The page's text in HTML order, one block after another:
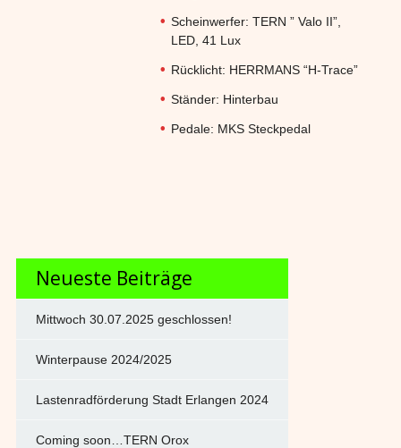
Scheinwerfer:TERN ” Valo II”,
LED, 41 Lux
Rücklicht: HERRMANS “H-Trace”
Ständer: Hinterbau
Pedale: MKS Steckpedal
Neueste Beiträge
Mittwoch 30.07.2025 geschlossen!
Winterpause 2024/2025
Lastenradförderung Stadt Erlangen 2024
Coming soon…TERN Orox